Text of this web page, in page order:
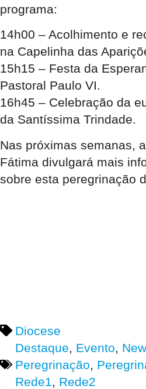
programa:
14h00 – Acolhimento e
na Capelinha das
15h15 – Festa da
Pastoral Paulo VI.
16h45 – Celebração da
da Santíssima Trindade.
Nas próximas semanas,
Fátima divulgará mais
sobre esta peregrinação
Diocese
Destaque
Evento
Peregrinação
Rede1
Rede2